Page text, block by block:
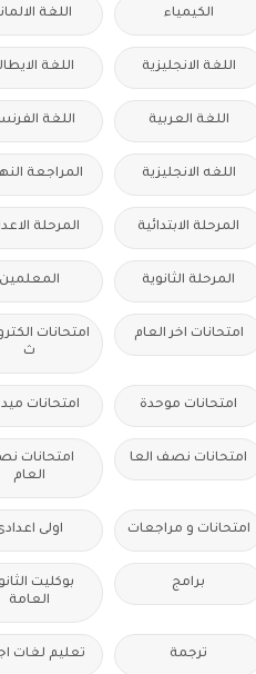
الكيمياء اللغة
اللغة الانجليزية اللغة
اللغة العربية اللغة
اللغه الانجليزية المراجعة
المرحلة الابتدائية المرحلة
المرحلة الثانوية المعلمين
امتحانات اخر العام
ث
امتحانات موحدة امتحانات ميد
امتحانات نصف العا
امتحانات
العام
امتحانات و مراجعات اولى
برامج
بوكليت
العامة
ترجمة تعليم لغات